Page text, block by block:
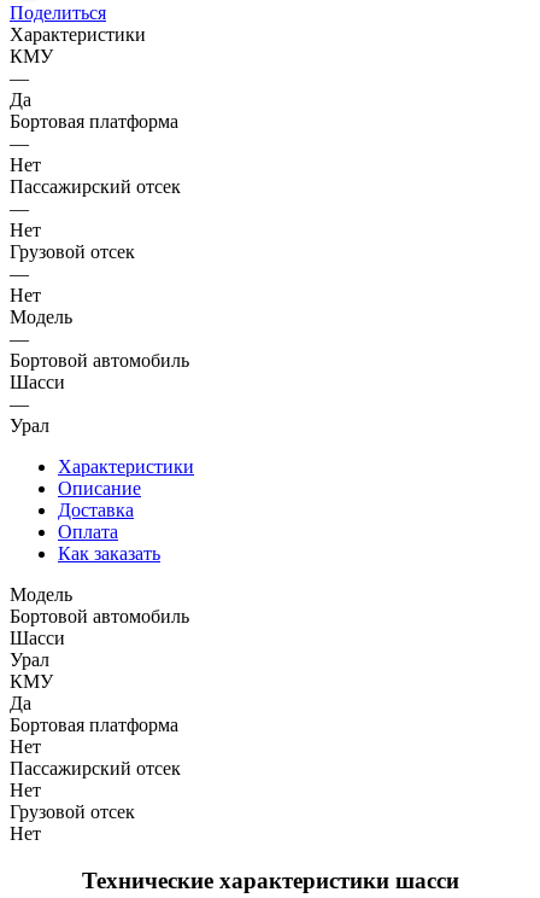
Поделиться
Характеристики
КМУ
—
Да
Бортовая платформа
—
Нет
Пассажирский отсек
—
Нет
Грузовой отсек
—
Нет
Модель
—
Бортовой автомобиль
Шасси
—
Урал
Характеристики
Описание
Доставка
Оплата
Как заказать
Модель
Бортовой автомобиль
Шасси
Урал
КМУ
Да
Бортовая платформа
Нет
Пассажирский отсек
Нет
Грузовой отсек
Нет
Технические характеристики шасси